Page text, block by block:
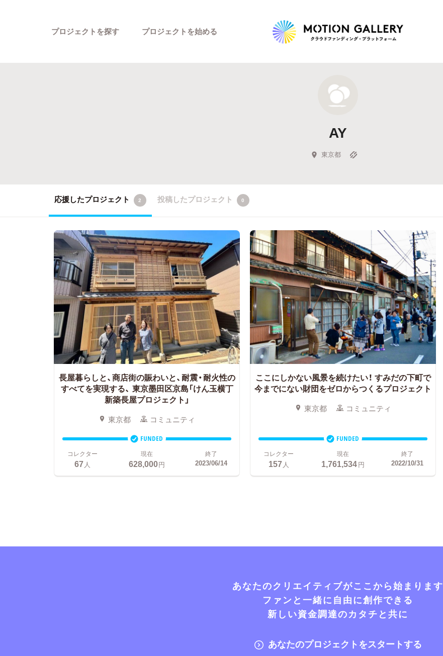
プロジェクトを探す
新着プロジェクト
Feature
キュレーターから探す
プロジェクトを始める
AY
東京都
応援したプロジェクト 2 投稿したプロジェクト 0
長屋暮らしと、商店街の賑わいと、耐震・耐火性の
すべてを実現する、 東京墨田区京島「けん玉横丁
新築長屋プロジェクト」
東京都 コミュニティ
FUNDED
コレクター
67人
現在
628,000円
終了
2023/06/14
ここにしかない風景を続けたい！ すみだの下町で
今までにない財団をゼロからつくるプロジェクト
東京都 コミュニティ
FUNDED
コレクター
157人
現在
1,761,534円
終了
2022/10/31
あなたのクリエイティブがここから始まります
ファンと一緒に自由に創作できる
新しい資金調達のカタチと共に
あなたのプロジェクトをスタートする